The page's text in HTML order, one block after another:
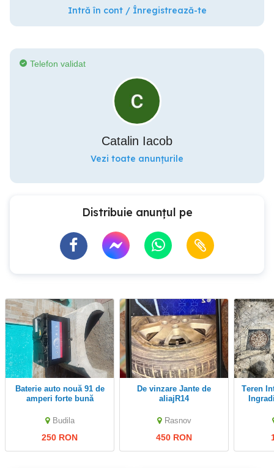
Intră în cont / Înregistrează-te
Telefon validat
Catalin Iacob
Vezi toate anunțurile
Distribuie anunțul pe
baterie auto nouă 91 de
amperi forte bună
Budila
250 RON
De vinzare Jante de
aliajR14
Rasnov
450 RON
Teren Intravilan 1000 mp